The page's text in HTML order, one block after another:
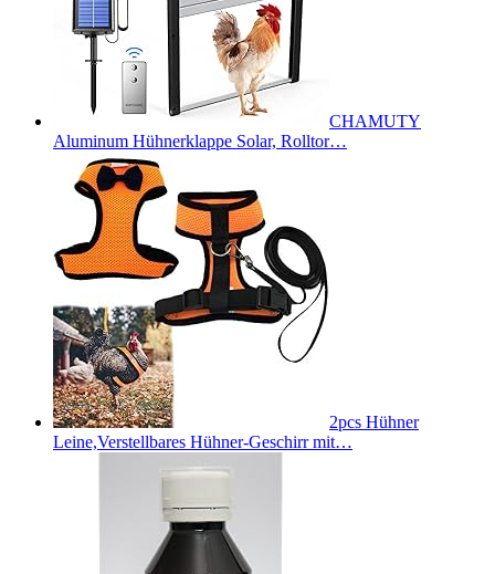
CHAMUTY
Aluminum Hühnerklappe Solar, Rolltor…
2pcs Hühner
Leine,Verstellbares Hühner-Geschirr mit…